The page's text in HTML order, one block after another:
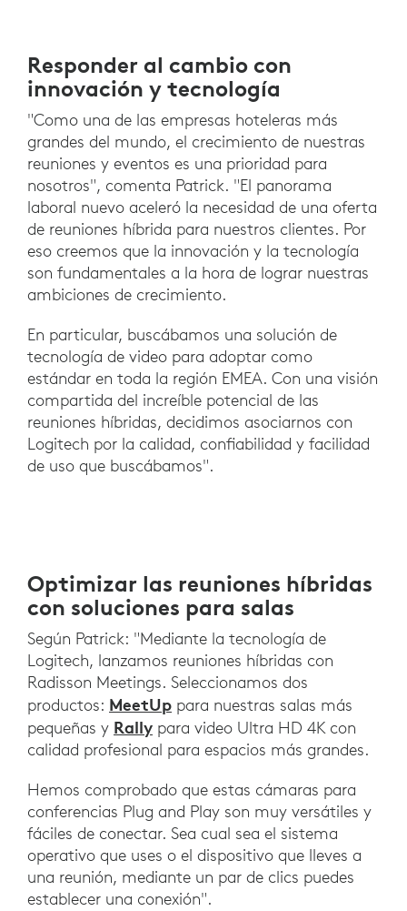
Responder al cambio con
innovación y tecnología
"Como una de las empresas hoteleras más
grandes del mundo, el crecimiento de nuestras
reuniones y eventos es una prioridad para
nosotros", comenta Patrick. "El panorama
laboral nuevo aceleró la necesidad de una oferta
de reuniones híbrida para nuestros clientes. Por
eso creemos que la innovación y la tecnología
son fundamentales a la hora de lograr nuestras
ambiciones de crecimiento.
En particular, buscábamos una solución de
tecnología de video para adoptar como
estándar en toda la región EMEA. Con una visión
compartida del increíble potencial de las
reuniones híbridas, decidimos asociarnos con
Logitech por la calidad, confiabilidad y facilidad
de uso que buscábamos".
Optimizar las reuniones híbridas
con soluciones para salas
Según Patrick: "Mediante la tecnología de
Logitech, lanzamos reuniones híbridas con
Radisson Meetings. Seleccionamos dos
productos: MeetUp para nuestras salas más
pequeñas y Rally para video Ultra HD 4K con
calidad profesional para espacios más grandes.
Hemos comprobado que estas cámaras para
conferencias Plug and Play son muy versátiles y
fáciles de conectar. Sea cual sea el sistema
operativo que uses o el dispositivo que lleves a
una reunión, mediante un par de clics puedes
establecer una conexión".